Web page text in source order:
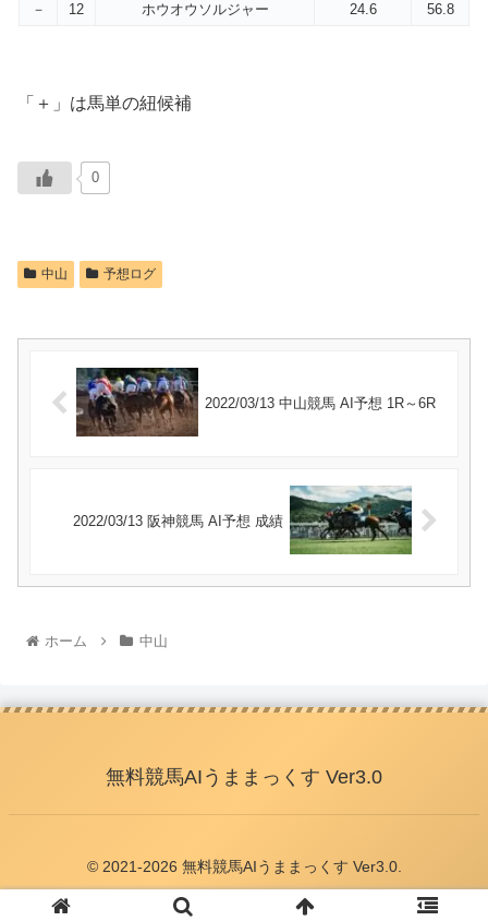
－
12 ホウオウソルジャー 24.6 56.8
「＋」は馬単の紐候補
0
中山 予想ログ
2022/03/13 中山競馬 AI予想 1R～6R
2022/03/13 阪神競馬 AI予想 成績
ホーム 中山
無料競馬AIうままっくす Ver3.0
© 2021-2026 無料競馬AIうままっくす Ver3.0.